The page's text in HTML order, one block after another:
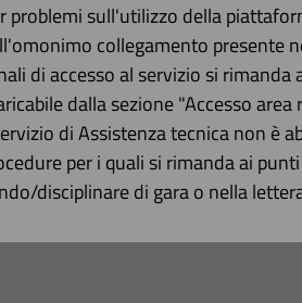
problemi sull'utilizzo della
collegamento presente
di accesso al servizio si
dalla sezione "Accesso area
di Assistenza tecnica non è
per i quali si rimanda ai
disciplinare di gara o nella